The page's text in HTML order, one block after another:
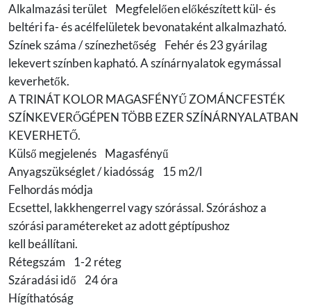
Alkalmazási terület Megfelelően előkészített kül- és
beltéri fa- és acélfelületek bevonataként alkalmazható.
Színek száma / színezhetőség Fehér és 23 gyárilag
lekevert színben kapható. A színárnyalatok egymással
keverhetők.
A TRINÁT KOLOR MAGASFÉNYŰ ZOMÁNCFESTÉK
SZÍNKEVERŐGÉPEN TÖBB EZER SZÍNÁRNYALATBAN
KEVERHETŐ.
Külső megjelenés Magasfényű
Anyagszükséglet / kiadósság 15 m2/l
Felhordás módja
Ecsettel, lakkhengerrel vagy szórással. Szóráshoz a
szórási paramétereket az adott géptípushoz
kell beállítani.
Rétegszám 1-2 réteg
Száradási idő 24 óra
Hígíthatóság